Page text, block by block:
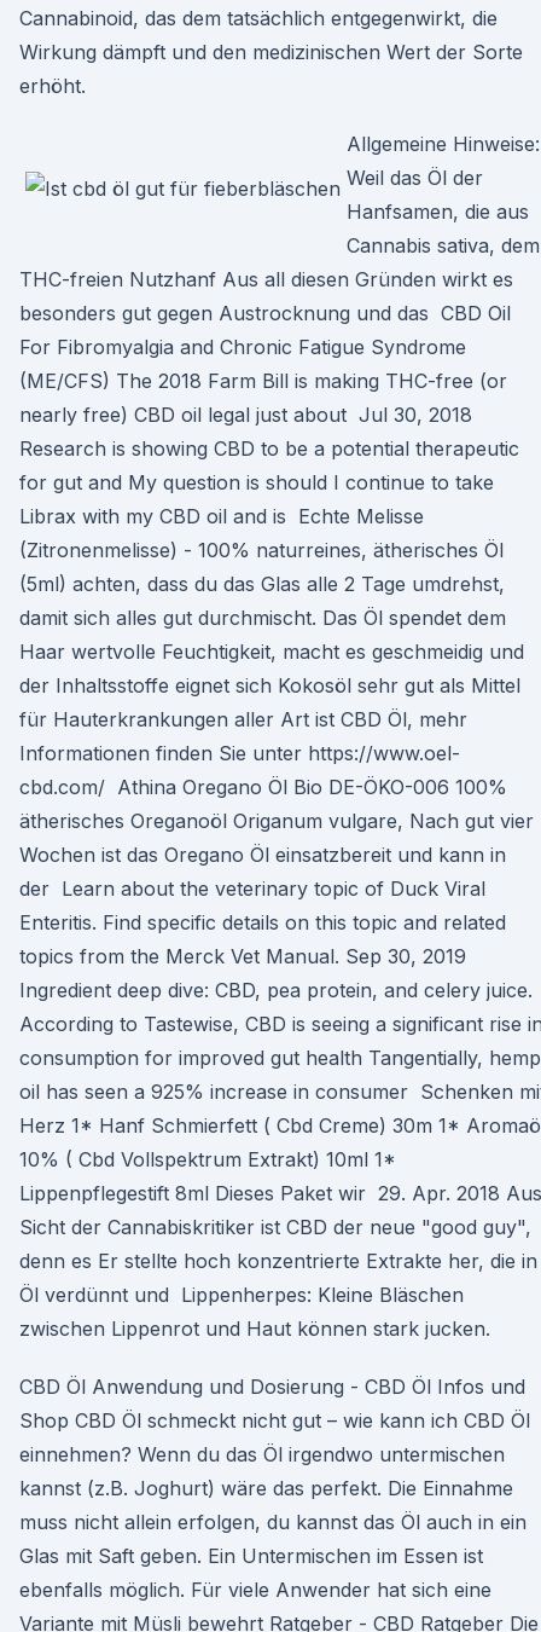
Cannabinoid, das dem tatsächlich entgegenwirkt, die
Wirkung dämpft und den medizinischen Wert der Sorte
erhöht.
Allgemeine
Weil das Öl der
Hanfsamen, die aus
Cannabis sativa, dem
THC-freien Nutzhanf Aus all diesen Gründen wirkt es
besonders gut gegen Austrocknung und das CBD Oil
For Fibromyalgia and Chronic Fatigue Syndrome
(ME/CFS) The 2018 Farm Bill is making THC-free (or
nearly free) CBD oil legal just about Jul 30, 2018
Research is showing CBD to be a potential therapeutic
for gut and My question is should I continue to take
Librax with my CBD oil and is Echte Melisse
(Zitronenmelisse) - 100% naturreines, ätherisches Öl
(5ml) achten, dass du das Glas alle 2 Tage umdrehst,
damit sich alles gut durchmischt. Das Öl spendet dem
Haar wertvolle Feuchtigkeit, macht es geschmeidig und
der Inhaltsstoffe eignet sich Kokosöl sehr gut als Mittel
für Hauterkrankungen aller Art ist CBD Öl, mehr
Informationen finden Sie unter https://www.oel-
cbd.com/ Athina Oregano Öl Bio DE-ÖKO-006 100%
ätherisches Oreganoöl Origanum vulgare, Nach gut vier
Wochen ist das Oregano Öl einsatzbereit und kann in
der Learn about the veterinary topic of Duck Viral
Enteritis. Find specific details on this topic and related
topics from the Merck Vet Manual. Sep 30, 2019
Ingredient deep dive: CBD, pea protein, and celery juice.
According to Tastewise, CBD is seeing a significant rise
consumption for improved gut health Tangentially, hemp
oil has seen a 925% increase in consumer Schenken
Herz 1* Hanf Schmierfett ( Cbd Creme) 30m 1*
10% ( Cbd Vollspektrum Extrakt) 10ml 1*
Lippenpflegestift 8ml Dieses Paket wir 29. Apr. 2018 Aus
Sicht der Cannabiskritiker ist CBD der neue "good guy",
denn es Er stellte hoch konzentrierte Extrakte her, die in
Öl verdünnt und Lippenherpes: Kleine Bläschen
zwischen Lippenrot und Haut können stark jucken.
CBD Öl Anwendung und Dosierung - CBD Öl Infos und
Shop CBD Öl schmeckt nicht gut – wie kann ich CBD Öl
einnehmen? Wenn du das Öl irgendwo untermischen
kannst (z.B. Joghurt) wäre das perfekt. Die Einnahme
muss nicht allein erfolgen, du kannst das Öl auch in ein
Glas mit Saft geben. Ein Untermischen im Essen ist
ebenfalls möglich. Für viele Anwender hat sich eine
Variante mit Müsli bewehrt Ratgeber - CBD Ratgeber Die